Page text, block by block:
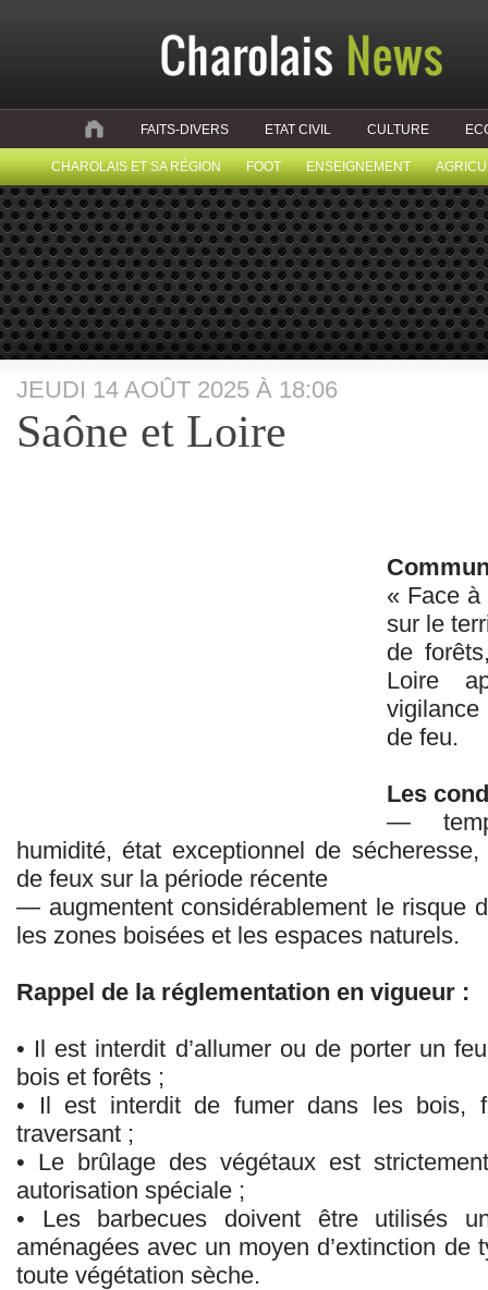
FAITS-DIVERS ETAT CIVIL CULTURE
CHAROLAIS ET SA RÉGION FOOT ENSEIGNEMENT
JEUDI 14 AOÛT 2025 À 18:06
Saône et Loire
« Face à
sur le
de
Loire
de feu.
Les
—
humidité, état exceptionnel de
de feux sur la période récente
— augmentent considérablement le risque
les zones boisées et les espaces naturels.
Rappel de la réglementation en vigueur :
• Il est interdit d’allumer ou de porter un
bois et forêts ;
• Il est interdit de fumer dans les bois,
traversant ;
• Le brûlage des végétaux est
autorisation spéciale ;
• Les barbecues doivent être utilisés
aménagées avec un moyen d’extinction de
toute végétation sèche.